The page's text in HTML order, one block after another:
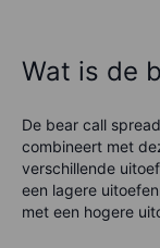
Wat is de
De bear call
combineert met
verschillende
een lagere
met een hogere